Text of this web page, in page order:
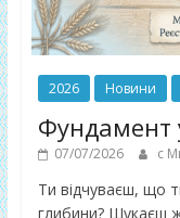
2026 Новини
Фундамент
07/07/2026 с
Ти відчуваєш, що
глибини? Шукаєш